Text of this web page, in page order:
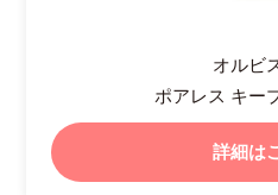
オルビ
ポアレス キー
詳細は